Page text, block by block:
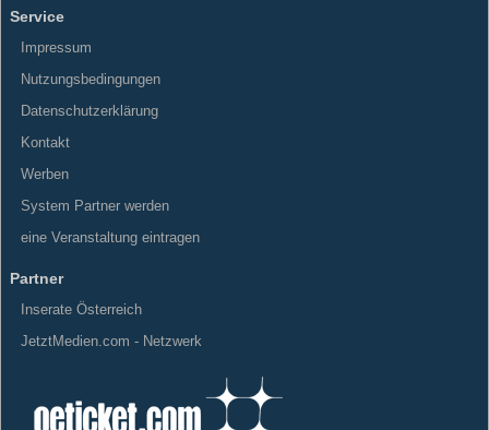
Service
Impressum
Nutzungsbedingungen
Datenschutzerklärung
Kontakt
Werben
System Partner werden
eine Veranstaltung eintragen
Partner
Inserate Österreich
JetztMedien.com - Netzwerk